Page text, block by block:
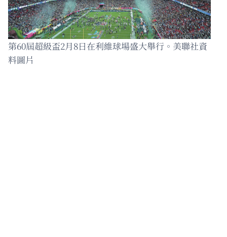
第60屆超級盃2月8日在利維球場盛大舉行。美聯社資
料圖片